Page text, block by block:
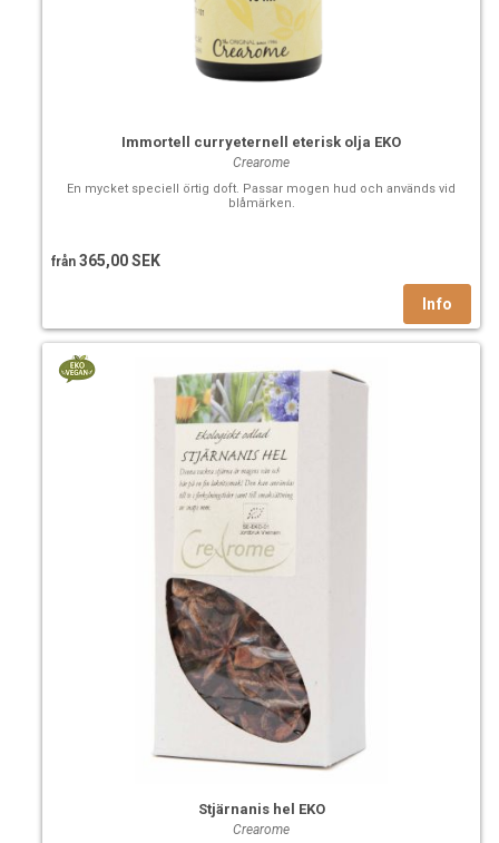
Immortell curryeternell eterisk olja EKO
Crearome
En mycket speciell örtig doft. Passar mogen hud och används vid
blåmärken.
från 365,00 SEK
Stjärnanis hel EKO
Crearome